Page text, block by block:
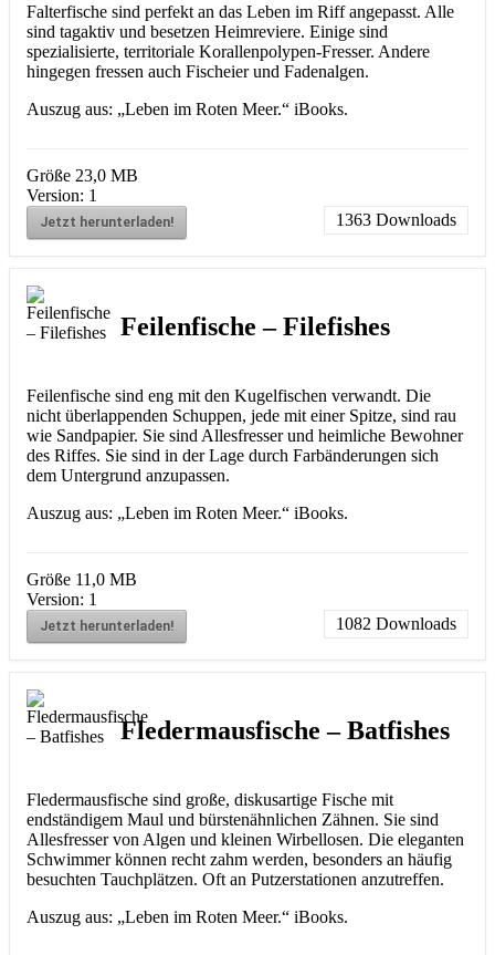
Falterfische sind perfekt an das Leben im Riff angepasst. Alle
sind tagaktiv und besetzen Heimreviere. Einige sind
spezialisierte, territoriale Korallenpolypen-Fresser. Andere
hingegen fressen auch Fischeier und Fadenalgen.
Auszug aus: „Leben im Roten Meer.“ iBooks.
Größe 23,0 MB
Version: 1
Jetzt herunterladen! 1363 Downloads
Feilenfische – Filefishes
Feilenfische sind eng mit den Kugelfischen verwandt. Die
nicht überlappenden Schuppen, jede mit einer Spitze, sind rau
wie Sandpapier. Sie sind Allesfresser und heimliche Bewohner
des Riffes. Sie sind in der Lage durch Farbänderungen sich
dem Untergrund anzupassen.
Auszug aus: „Leben im Roten Meer.“ iBooks.
Größe 11,0 MB
Version: 1
Jetzt herunterladen! 1082 Downloads
Fledermausfische – Batfishes
Fledermausfische sind große, diskusartige Fische mit
endständigem Maul und bürstenähnlichen Zähnen. Sie sind
Allesfresser von Algen und kleinen Wirbellosen. Die eleganten
Schwimmer können recht zahm werden, besonders an häufig
besuchten Tauchplätzen. Oft an Putzerstationen anzutreffen.
Auszug aus: „Leben im Roten Meer.“ iBooks.